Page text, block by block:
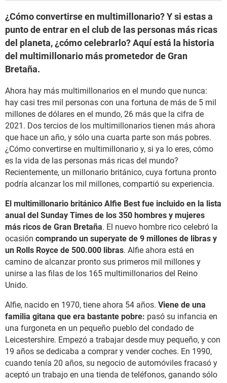
¿Cómo convertirse en multimillonario? Y si estas a
punto de entrar en el club de las personas más ricas
del planeta, ¿cómo celebrarlo? Aquí está la historia
del multimillonario más prometedor de Gran
Bretaña.
Ahora hay más multimillonarios en el mundo que nunca:
hay casi tres mil personas con una fortuna de más de 5 mil
millones de dólares en el mundo, 26 más que la cifra de
2021. Dos tercios de los multimillonarios tienen más ahora
que hace un año, y sólo una cuarta parte son más pobres.
¿Cómo convertirse en multimillonario y, si ya lo eres, cómo
es la vida de las personas más ricas del mundo?
Recientemente, un millonario británico, cuya fortuna pronto
podría alcanzar los mil millones, compartió su experiencia.
El multimillonario británico Alfie Best fue incluido en la lista
anual del Sunday Times de los 350 hombres y mujeres
más ricos de Gran Bretaña. El nuevo hombre rico celebró la
ocasión comprando un superyate de 9 millones de libras y
un Rolls Royce de 500.000 libras. Alfie ahora está en
camino de alcanzar pronto sus primeros mil millones y
unirse a las filas de los 165 multimillonarios del Reino
Unido.
Alfie, nacido en 1970, tiene ahora 54 años. Viene de una
familia gitana que era bastante pobre: pasó su infancia en
una furgoneta en un pequeño pueblo del condado de
Leicestershire. Empezó a trabajar desde muy pequeño, y con
19 años se dedicaba a comprar y vender coches. En 1990,
cuando tenía 20 años, su negocio de automóviles fracasó y
aceptó un trabajo en una tienda de teléfonos, ganando sólo